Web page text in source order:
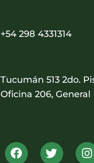
+54 298 4331314
Tucumán 513 2do.
Oficina 206, General